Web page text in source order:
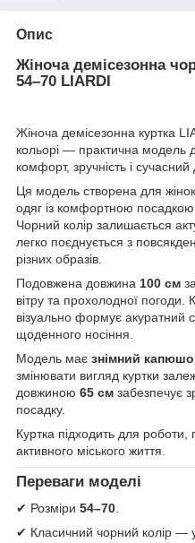
Опис
Жіноча демісезонна
54–70 LIARDI
Жіноча демісезонна куртка
кольорі — практична модель
комфорт, зручність і сучасний
Ця модель створена для
одяг із комфортною
Чорний колір залишається
легко поєднується з
різних образів.
Подовжена довжина 100 см
вітру та прохолодної погоди.
візуально формує акуратний
щоденного носіння.
Модель має знімний
змінювати вигляд куртки
довжиною 65 см забезпечує
посадку.
Куртка підходить для
активного міського життя.
Переваги моделі
✔ Розміри 54–70.
✔ Класичний чорний колір —